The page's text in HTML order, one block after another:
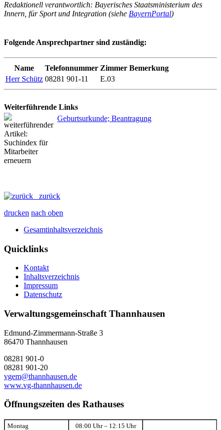
Redaktionell verantwortlich: Bayerisches Staatsministerium des
Innern, für Sport und Integration (siehe BayernPortal)
Folgende Ansprechpartner sind zuständig:
Name Telefonnummer Zimmer Bemerkung
Herr Schütz 08281 901-11 E.03
Weiterführende Links
Geburtsurkunde; Beantragung
zurück
drucken nach oben
Gesamtinhaltsverzeichnis
Quicklinks
Kontakt
Inhaltsverzeichnis
Impressum
Datenschutz
Verwaltungsgemeinschaft Thannhausen
Edmund-Zimmermann-Straße 3
86470 Thannhausen
08281 901-0
08281 901-20
vgem@thannhausen.de
www.vg-thannhausen.de
Öffnungszeiten des Rathauses
Montag 08:00 Uhr – 12:15 Uhr